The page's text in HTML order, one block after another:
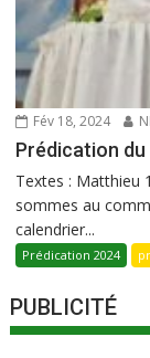
Fév 18, 2024
Prédication
Textes : Matthieu
sommes au
calendrier...
Prédication 2024
PUBLICITÉ